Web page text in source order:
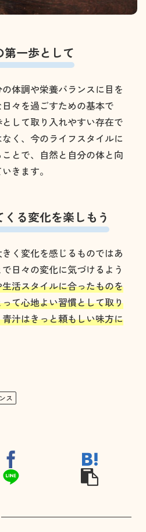
一歩として
体調や栄養バランスに目を
々を過ごすための基本で
して取り入れやすい存在で
く、今のライフスタイルに
とで、自然と自分の体と向
きます。
る変化を楽しもう
く変化を感じるものではあ
日々の変化に気づけるよう
活スタイルに合ったものを
て心地よい習慣として取り
汁はきっと頼もしい味方に
ス